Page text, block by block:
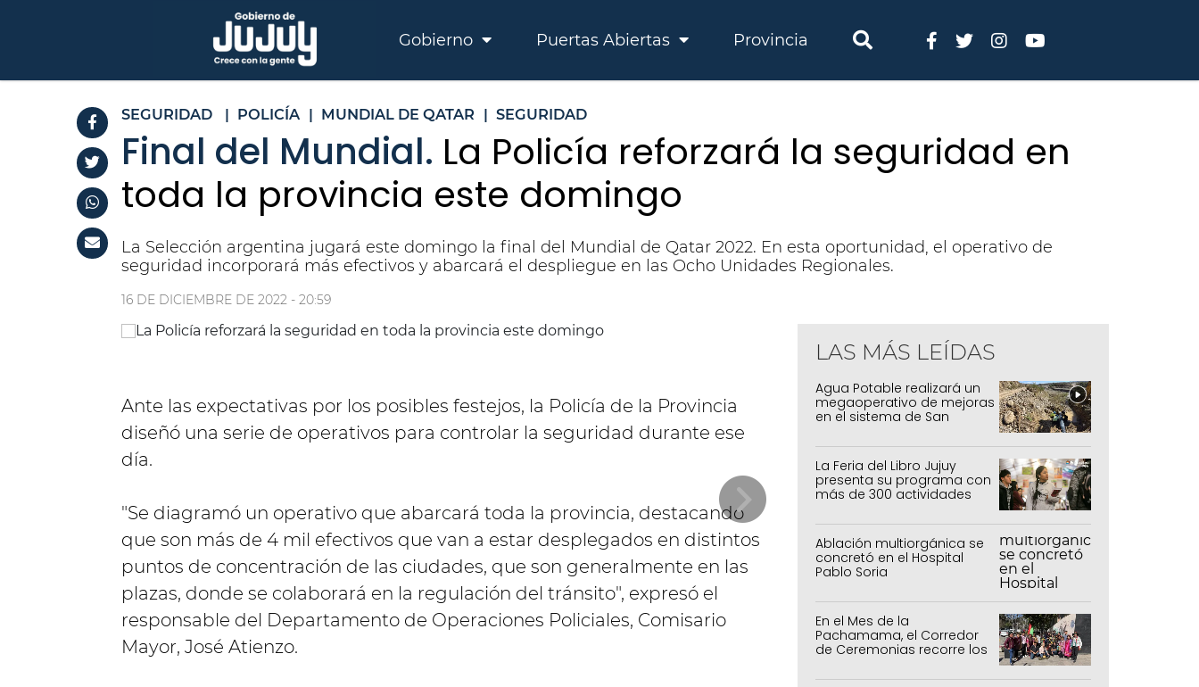
Gobierno Puertas Abiertas Provincia
SEGURIDAD | POLICÍA | MUNDIAL DE QATAR | SEGURIDAD
Final del Mundial. La Policía reforzará la seguridad en
toda la provincia este domingo
La Selección argentina jugará este domingo la final del Mundial de Qatar 2022. En esta oportunidad, el operativo de
seguridad incorporará más efectivos y abarcará el despliegue en las Ocho Unidades Regionales.
16 DE DICIEMBRE DE 2022 - 20:59
Ante las expectativas por los posibles festejos, la Policía de la Provincia
diseñó una serie de operativos para controlar la seguridad durante ese
día.
"Se diagramó un operativo que abarcará toda la provincia, destacando
que son más de 4 mil efectivos que van a estar desplegados en distintos
puntos de concentración de las ciudades, que son generalmente en las
plazas, donde se colaborará en la regulación del tránsito", expresó el
responsable del Departamento de Operaciones Policiales, Comisario
Mayor, José Atienzo.
LAS MÁS LEÍDAS
Agua Potable realizará un
megaoperativo de mejoras
en el sistema de San
La Feria del Libro Jujuy
presenta su programa con
más de 300 actividades
Ablación multiorgánica se
concretó en el Hospital
Pablo Soria
En el Mes de la
Pachamama, el Corredor
de Ceremonias recorre los
capital